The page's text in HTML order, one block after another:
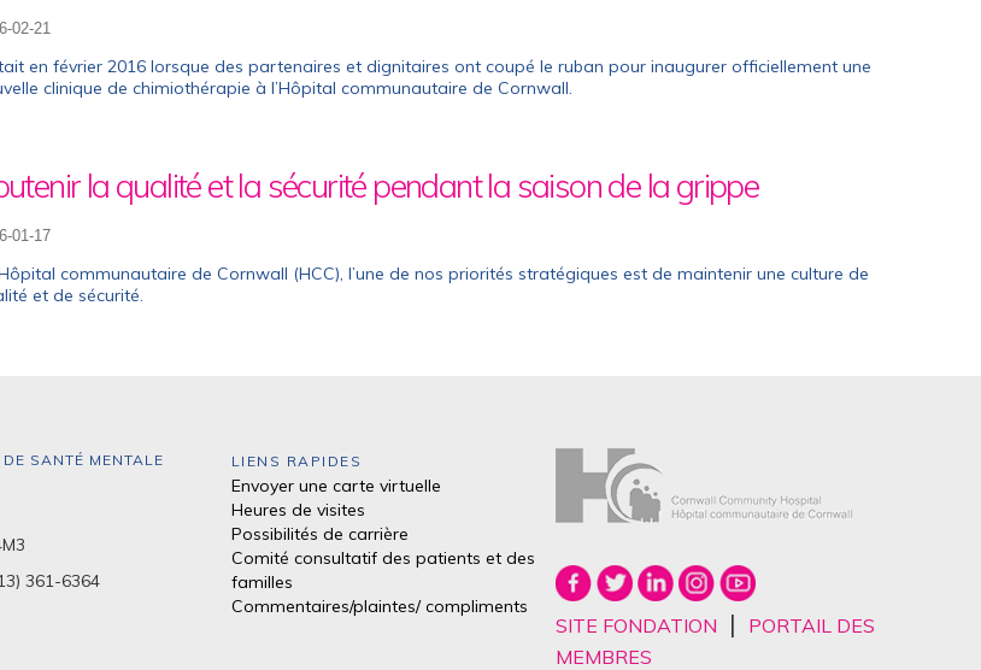
02-21
en février 2016 lorsque des partenaires et dignitaires ont coupé le ruban pour inaugurer officiellement une
clinique de chimiothérapie à l’Hôpital communautaire de Cornwall.
la qualité et la sécurité pendant la saison de la grippe
01-17
communautaire de Cornwall (HCC), l’une de nos priorités stratégiques est de maintenir une culture de
et de sécurité.
SANTÉ MENTALE
361-6364
LIENS RAPIDES
Envoyer une carte virtuelle
Heures de visites
Possibilités de carrière
Comité consultatif des patients et des
familles
Commentaires/plaintes/compliments
SITE FONDATION |
PORTAIL DES
MEMBRES